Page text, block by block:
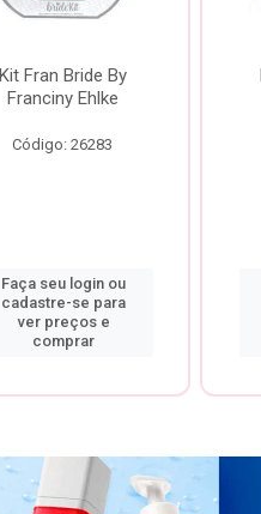
Kit Fran Bride By
Franciny Ehlke
Código: 26283
Faça seu login ou
cadastre-se para
ver preços e
comprar